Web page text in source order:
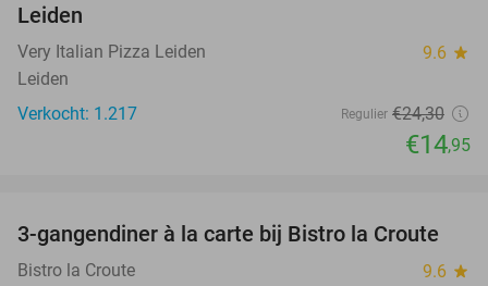
Leiden
Very Italian Pizza Leiden 9.6 star
Leiden
Verkocht: 1.217
Regulier €24,30
€14,95
42%
3-gangendiner à la carte bij Bistro la Croute
Bistro la Croute 9.6 star